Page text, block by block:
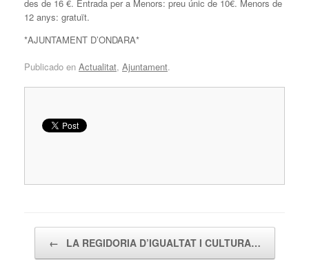
des de 16 €. Entrada per a Menors: preu únic de 10€. Menors de
12 anys: gratuït.
*AJUNTAMENT D’ONDARA*
Publicado en Actualitat, Ajuntament.
← LA REGIDORIA D’IGUALTAT I CULTURA…